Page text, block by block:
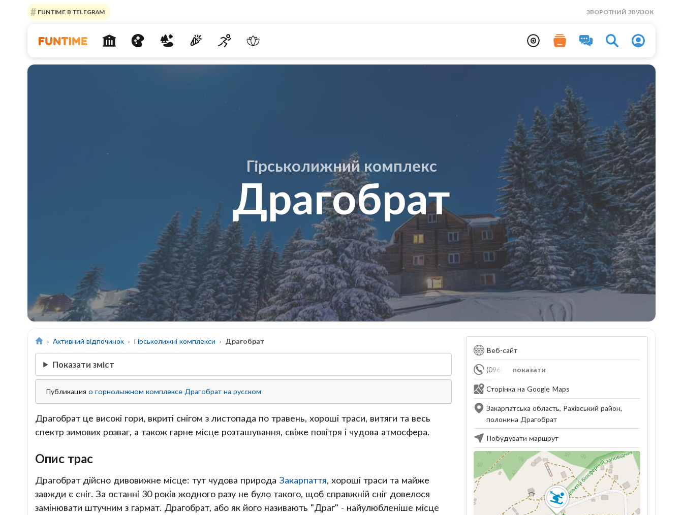
FUNTIME В TELEGRAM ЗВОРОТНИЙ ЗВ'ЯЗОК
Гірськолижний комплекс
Драгобрат
Активний відпочинок Гірськолижні комплекси Драгобрат
Показати зміст
Публикация о горнолыжном комплексе Драгобрат на русском
Драгобрат це високі гори, вкриті снігом з листопада по травень, хороші траси, витяги та весь
спектр зимових розваг, а також гарне місце розташування, свіже повітря і чудова атмосфера.
Опис трас
Драгобрат дійсно дивовижне місце: тут чудова природа Закарпаття, хороші траси та майже
завжди є сніг. За останні 30 років жодного разу не було такого, щоб справжній сніг довелося
замінювати штучним з гармат. Драгобрат, або як його називають "Драг" - найулюбленіше місце
Веб-сайт
показати
(096) 689-07-99
Сторінка на Google Maps
Закарпатська область, Рахівський район,
полонина Драгобрат
Побудувати маршрут